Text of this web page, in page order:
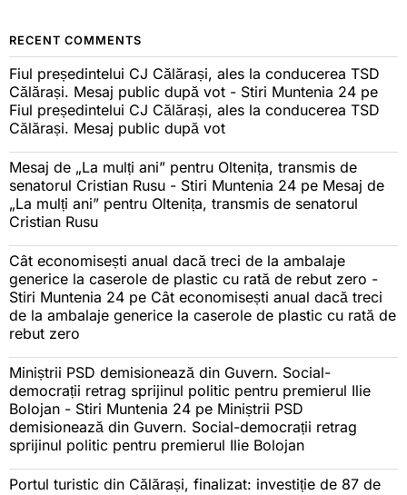
RECENT COMMENTS
Fiul președintelui CJ Călărași, ales la conducerea TSD
Călărași. Mesaj public după vot - Stiri Muntenia 24 pe
Fiul președintelui CJ Călărași, ales la conducerea TSD
Călărași. Mesaj public după vot
Mesaj de „La mulți ani” pentru Oltenița, transmis de
senatorul Cristian Rusu - Stiri Muntenia 24 pe Mesaj de
„La mulți ani” pentru Oltenița, transmis de senatorul
Cristian Rusu
Cât economisești anual dacă treci de la ambalaje
generice la caserole de plastic cu rată de rebut zero -
Stiri Muntenia 24 pe Cât economisești anual dacă treci
de la ambalaje generice la caserole de plastic cu rată de
rebut zero
Miniștrii PSD demisionează din Guvern. Social-
democrații retrag sprijinul politic pentru premierul Ilie
Bolojan - Stiri Muntenia 24 pe Miniștrii PSD
demisionează din Guvern. Social-democrații retrag
sprijinul politic pentru premierul Ilie Bolojan
Portul turistic din Călărași, finalizat: investiție de 87 de